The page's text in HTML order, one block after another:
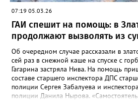
07:19 05.03.26
ГАИ спешит на помощь: в
продолжают вызволять из
Об очередном случае рассказали в
сей раз в снежной каше на спуске с
Гагарина застряла Нива. На помощь
составе старшего инспектора ДПС
полиции Сергея Забалуева и
полиции Данила Нырова.